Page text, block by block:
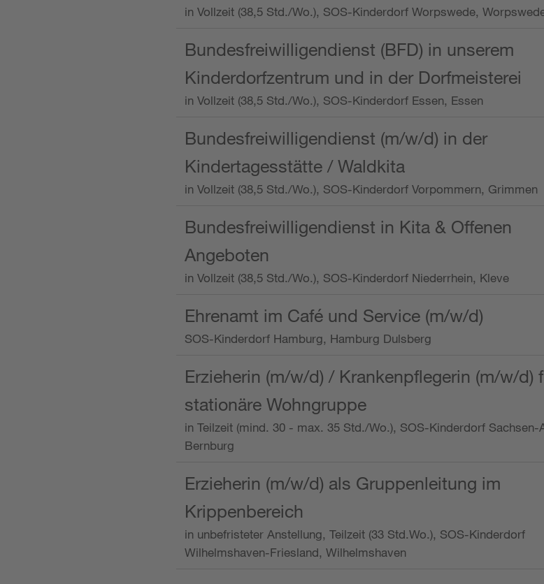
in Vollzeit (38,5 Std./Wo.), SOS-Kinderdorf Worpswede,
Bundesfreiwilligendienst (BFD) in unserem
Kinderdorfzentrum und in der Dorfmeisterei
in Vollzeit (38,5 Std./Wo.), SOS-Kinderdorf Essen, Essen
Bundesfreiwilligendienst (m/w/d) in der
Kindertagesstätte / Waldkita
in Vollzeit (38,5 Std./Wo.), SOS-Kinderdorf Vorpommern, Grimmen
Bundesfreiwilligendienst in Kita & Offenen
Angeboten
in Vollzeit (38,5 Std./Wo.), SOS-Kinderdorf Niederrhein, Kleve
Ehrenamt im Café und Service (m/w/d)
SOS-Kinderdorf Hamburg, Hamburg Dulsberg
Erzieherin (m/w/d) / Krankenpflegerin (m/w/d)
stationäre Wohngruppe
in Teilzeit (mind. 30 - max. 35 Std./Wo.), SOS-Kinderdorf Sachsen-
Bernburg
Erzieherin (m/w/d) als Gruppenleitung im
Krippenbereich
in unbefristeter Anstellung, Teilzeit (33 Std.Wo.), SOS-Kinderdorf
Wilhelmshaven-Friesland, Wilhelmshaven